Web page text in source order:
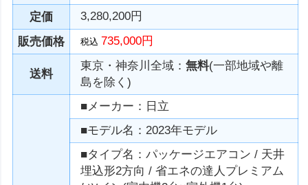
定価
3,280,200円
販売価格
税込 735,000円
送料
東京・神奈川全域：無料(一部地域や離
島を除く)
■メーカー：日立
■モデル名：2023年モデル
■タイプ名：パッケージエアコン / 天井
埋込形2方向 / 省エネの達人プレミアム